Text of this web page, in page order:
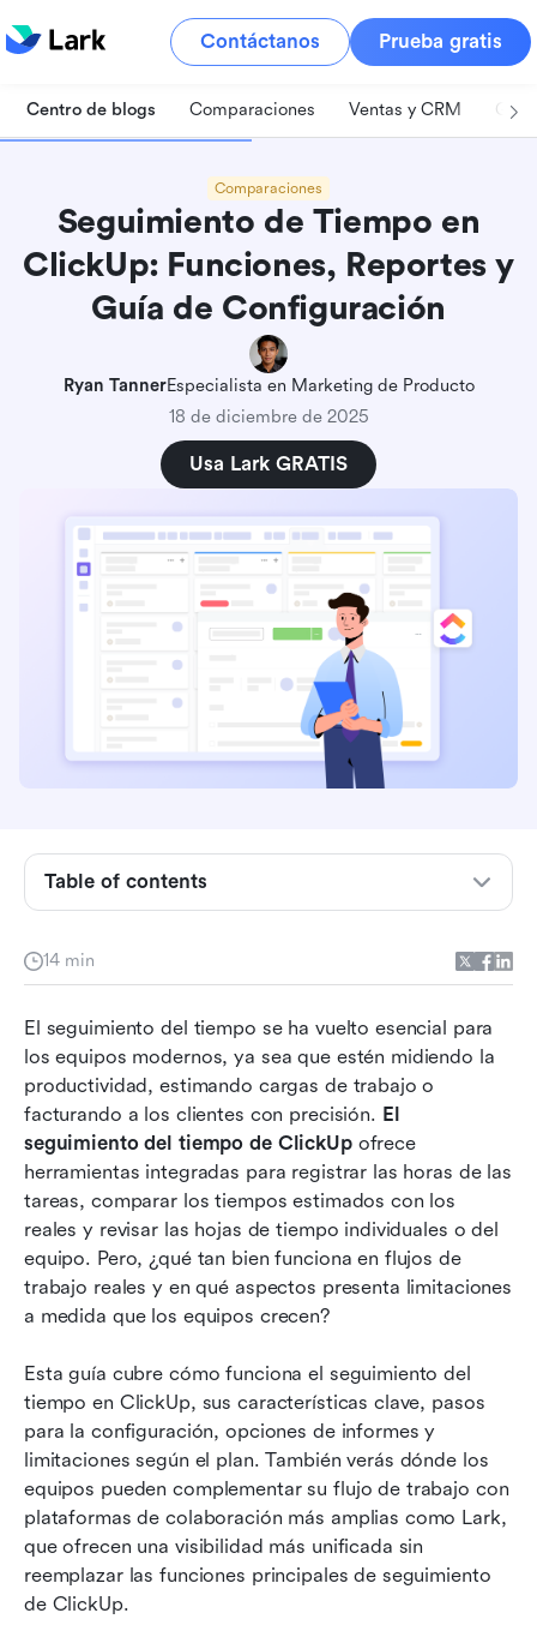
Contáctanos Prueba gratis
Centro de blogs Comparaciones Ventas y CRM
Comparaciones
Seguimiento de Tiempo en
ClickUp: Funciones, Reportes y
Guía de Configuración
Ryan TannerEspecialista en Marketing de Producto
18 de diciembre de 2025
Usa Lark GRATIS
14 min
El seguimiento del tiempo se ha vuelto esencial para
los equipos modernos, ya sea que estén midiendo la
productividad, estimando cargas de trabajo o
facturando a los clientes con precisión. El
seguimiento del tiempo de ClickUp ofrece
herramientas integradas para registrar las horas de las
tareas, comparar los tiempos estimados con los
reales y revisar las hojas de tiempo individuales o del
equipo. Pero, ¿qué tan bien funciona en flujos de
trabajo reales y en qué aspectos presenta limitaciones
a medida que los equipos crecen?
Esta guía cubre cómo funciona el seguimiento del
tiempo en ClickUp, sus características clave, pasos
para la configuración, opciones de informes y
limitaciones según el plan. También verás dónde los
equipos pueden complementar su flujo de trabajo con
plataformas de colaboración más amplias como Lark,
que ofrecen una visibilidad más unificada sin
reemplazar las funciones principales de seguimiento
de ClickUp.
Table of contents
Funciones de seguimiento de tiempo de ClickUp
seguimiento de tiempo de ClickUp
ClickUp
Seguimiento de tiempo en el plan gratuito de
ClickUp
Mejores prácticas para el seguimiento del
tiempo en ClickUp
Limitaciones del seguimiento de tiempo en
ClickUp
Nueva alternativa: Utiliza la solución unificada
Casos de uso ideales donde Lark supera a los
rastreadores de tiempo simples
Conclusión
Preguntas frecuentes
Lectura relacionada